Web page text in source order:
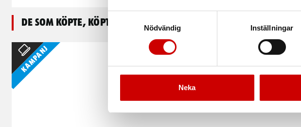
Nödvändig
Inställningar
Neka
De som köpte, köpte även
Kampanj